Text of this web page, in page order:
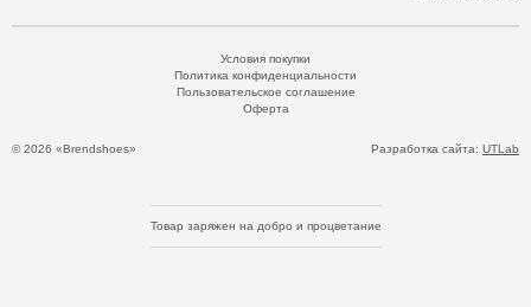
© 2026 «Brendshoes»
Условия покупки
Политика конфиденциальности
Пользовательское соглашение
Оферта
Разработка сайта: UTLab
Товар заряжен на добро и процветание